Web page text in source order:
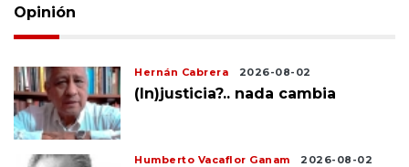
Opinión
Hernán Cabrera 2026-08-02
(In)justicia?.. nada cambia
Humberto Vacaflor Ganam 2026-08-02